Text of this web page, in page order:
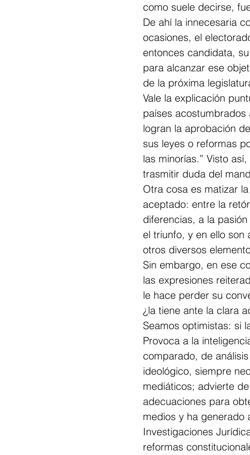
como suele decirse,
De ahí la innecesaria
ocasiones, el
entonces candidata,
para alcanzar ese
de la próxima
Vale la explicación
países
logran la aprobación
sus leyes o reformas
las minorías.” Visto
trasmitir duda del
Otra cosa es matizar
aceptado: entre la
diferencias, a la
el triunfo, y en ello
otros diversos
Sin embargo, en ese
las expresiones
le hace perder su
¿la tiene ante la clara
Seamos optimistas: si
Provoca a la
comparado, de
ideológico, siempre
mediáticos; advierte
adecuaciones para
medios y ha generado
Investigaciones
reformas